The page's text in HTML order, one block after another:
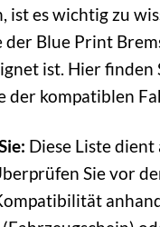
ist es wichtig zu
Blue Print
ist. Hier finden
der kompatiblen
Diese Liste dient
Sie vor